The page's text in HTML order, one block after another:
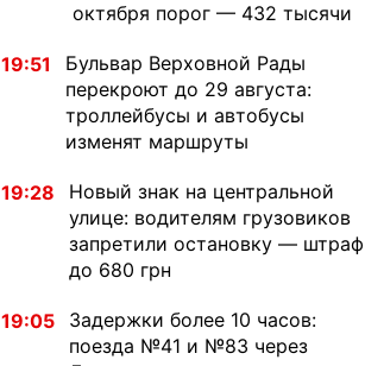
октября порог — 432 тысячи
19:51
Бульвар Верховной Рады
перекроют до 29 августа:
троллейбусы и автобусы
изменят маршруты
19:28
Новый знак на центральной
улице: водителям грузовиков
запретили остановку — штраф
до 680 грн
19:05
Задержки более 10 часов:
поезда №41 и №83 через